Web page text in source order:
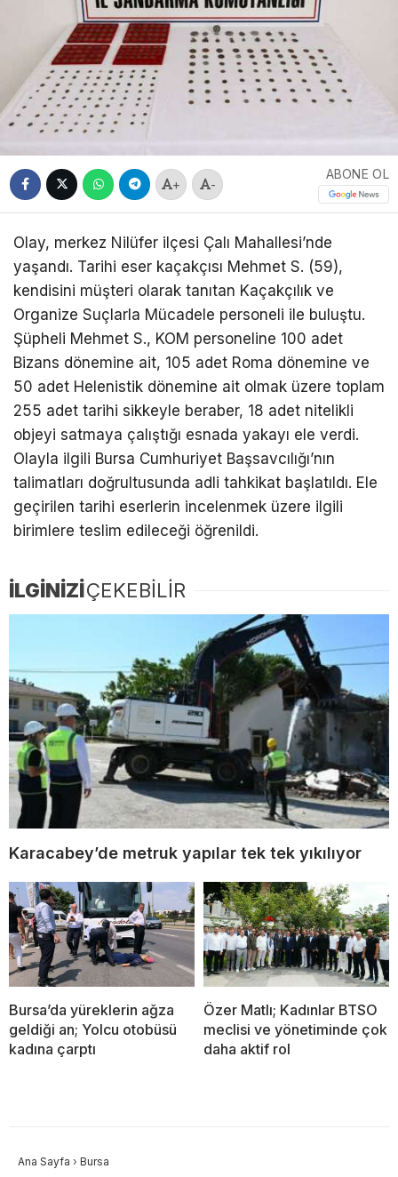
+ -
ABONE OL
Olay, merkez Nilüfer ilçesi Çalı Mahallesi’nde
yaşandı. Tarihi eser kaçakçısı Mehmet S. (59),
kendisini müşteri olarak tanıtan Kaçakçılık ve
Organize Suçlarla Mücadele personeli ile buluştu.
Şüpheli Mehmet S., KOM personeline 100 adet
Bizans dönemine ait, 105 adet Roma dönemine ve
50 adet Helenistik dönemine ait olmak üzere toplam
255 adet tarihi sikkeyle beraber, 18 adet nitelikli
objeyi satmaya çalıştığı esnada yakayı ele verdi.
Olayla ilgili Bursa Cumhuriyet Başsavcılığı’nın
talimatları doğrultusunda adli tahkikat başlatıldı. Ele
geçirilen tarihi eserlerin incelenmek üzere ilgili
birimlere teslim edileceği öğrenildi.
İLGİNİZİÇEKEBİLİR
Karacabey’de metruk yapılar tek tek yıkılıyor
Bursa’da yüreklerin ağza
geldiği an; Yolcu otobüsü
kadına çarptı
Özer Matlı; Kadınlar BTSO
meclisi ve yönetiminde çok
daha aktif rol
Ana Sayfa › Bursa